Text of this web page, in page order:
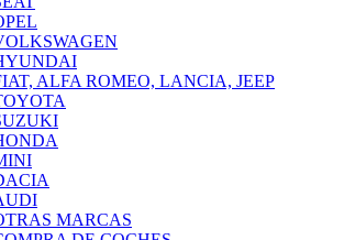
ALFA ROMEO, LANCIA, JEEP
MARCAS